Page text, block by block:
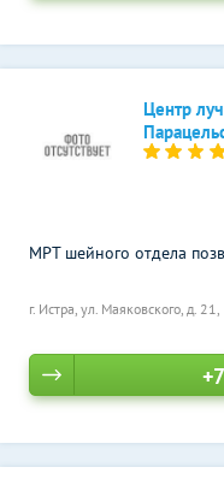
Центр
г. Истра, ул. Маяковского, д. 21,
МРТ шейного отдела